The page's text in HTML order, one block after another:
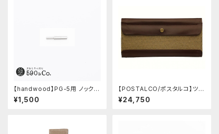
【handwood】PG-5用 ノックボ
タン (超々ジュラルミン)
¥1,500
【POSTALCO/ポスタルコ】ツー
ルボックス (Olive Green)
¥24,750